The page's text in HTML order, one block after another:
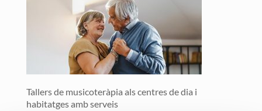
Tallers de musicoteràpia als centres de dia i
habitatges amb serveis